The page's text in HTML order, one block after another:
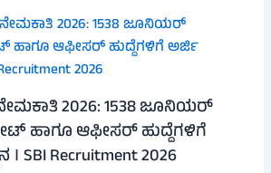
2026: 1538 ಜೂನಿಯರ್
ಹಾಗೂ ಆಫೀಸರ್ ಹುದ್ದೆಗಳಿಗೆ
SBI Recruitment 2026